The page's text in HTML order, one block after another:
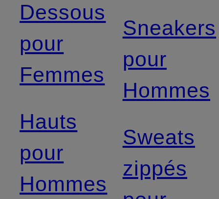
Dessous
pour
Femmes
Hauts
pour
Hommes
Sneakers
pour
Hommes
Sweats
zippés